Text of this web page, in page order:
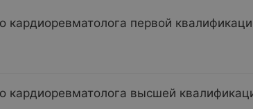
кардиоревматолога первой
кардиоревматолога высшей